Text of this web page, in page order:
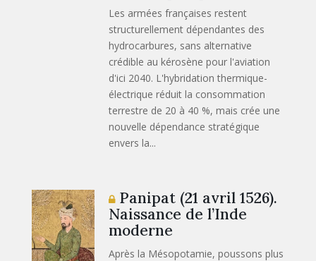
Les armées françaises restent
structurellement dépendantes des
hydrocarbures, sans alternative
crédible au kérosène pour l'aviation
d'ici 2040. L'hybridation thermique-
électrique réduit la consommation
terrestre de 20 à 40 %, mais crée une
nouvelle dépendance stratégique
envers la...
Panipat (21 avril 1526).
Naissance de l’Inde
moderne
Après la Mésopotamie, poussons plus